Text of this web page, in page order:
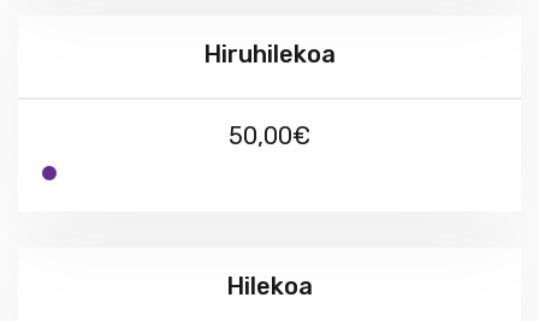
Hiruhilekoa
50,00€
Hilekoa